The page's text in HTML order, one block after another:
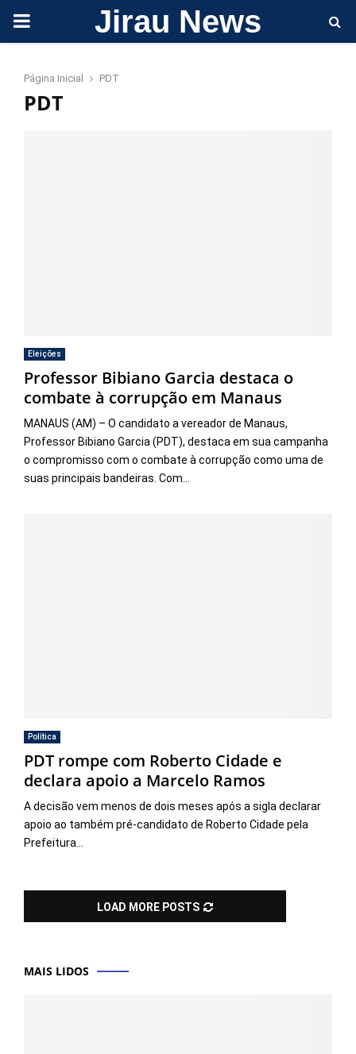
PRIMARY Jirau News
Página Inicial PDT
PDT
Eleições
Professor Bibiano Garcia destaca o
combate à corrupção em Manaus
MANAUS (AM) – O candidato a vereador de Manaus,
Professor Bibiano Garcia (PDT), destaca em sua campanha
o compromisso com o combate à corrupção como uma de
suas principais bandeiras. Com...
Política
PDT rompe com Roberto Cidade e
declara apoio a Marcelo Ramos
A decisão vem menos de dois meses após a sigla declarar
apoio ao também pré-candidato de Roberto Cidade pela
Prefeitura...
LOAD MORE POSTS
MAIS LIDOS